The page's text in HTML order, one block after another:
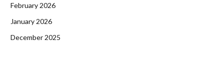
February 2026
January 2026
December 2025